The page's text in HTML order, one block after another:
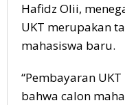
Hafidz Olii,
UKT merupakan
mahasiswa baru.
“Pembayaran
bahwa calon